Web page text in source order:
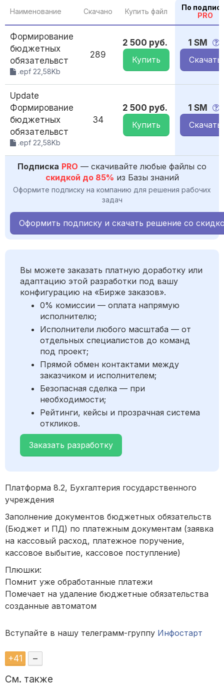
Наименование Скачано Купить файл
По
PRO
Формирование
бюджетных
обязательвст
.epf 22,58Kb
289
2 500 руб.
Купить
1 SM
Скачать
Update
Формирование
бюджетных
обязательвст
.epf 22,58Kb
34
2 500 руб.
Купить
1 SM
Скачать
Подписка PRO — скачивайте любые файлы со
скидкой до 85% из Базы знаний
Оформите подписку на компанию для решения рабочих
задач
Оформить подписку и скачать решение со
Вы можете заказать платную доработку или
адаптацию этой разработки под вашу
конфигурацию на «Бирже заказов».
0% комиссии — оплата напрямую
исполнителю;
Исполнители любого масштаба — от
отдельных специалистов до команд
под проект;
Прямой обмен контактами между
заказчиком и исполнителем;
Безопасная сделка — при
необходимости;
Рейтинги, кейсы и прозрачная система
откликов.
Заказать разработку
Платформа 8.2, Бухгалтерия государственного
учреждения
Заполнение документов бюджетных обязательств
(Бюджет и ПД) по платежным документам (заявка
на кассовый расход, платежное поручение,
кассовое выбытие, кассовое поступление)
Плюшки:
Помнит уже обработанные платежи
Помечает на удаление бюджетные обязательства
созданные автоматом
Вступайте в нашу телеграмм-группу Инфостарт
+41 –
См. также